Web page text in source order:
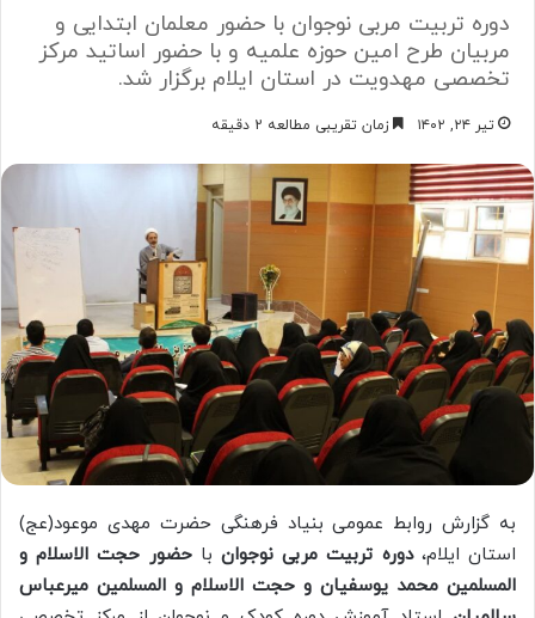
دوره تربیت مربی نوجوان با حضور معلمان ابتدایی و
مربیان طرح امین حوزه علمیه و با حضور اساتید مرکز
تخصصی مهدویت در استان ایلام برگزار شد.
تیر ۲۴, ۱۴۰۲ زمان تقریبی مطالعه 2 دقیقه
به گزارش روابط عمومی بنیاد فرهنگی حضرت مهدی موعود(عج)
استان ایلام،دوره تربیت مربی نوجوانباحضور حجت الاسلام و
المسلمین محمد یوسفیان و حجت الاسلام و المسلمین میرعباس